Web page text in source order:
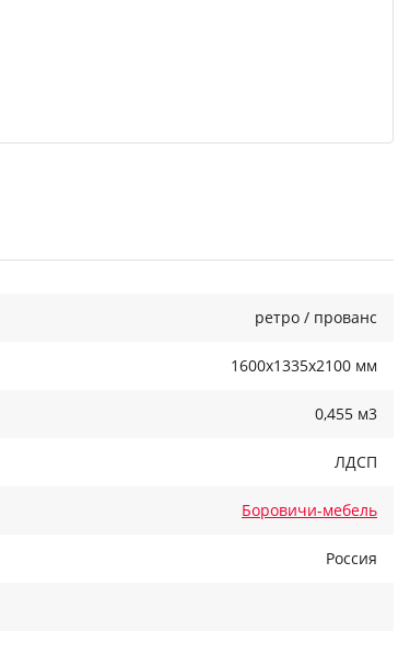
ретро / прованс
1600x1335x2100 мм
0,455 м3
ЛДСП
Боровичи-мебель
Россия